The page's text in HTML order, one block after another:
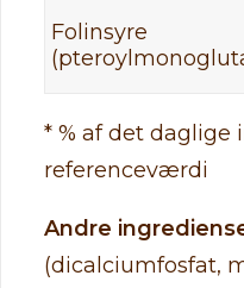
Folinsyre
* % af det daglige
referenceværdi
Andre
(dicalciumfosfat,